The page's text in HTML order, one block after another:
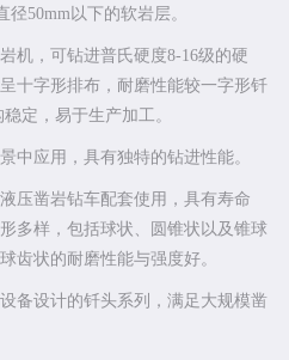
50mm以下的软岩层。
机，可钻进普氏硬度8-16级的硬
十字形排布，耐磨性能较一字形钎
定，易于生产加工。
中应用，具有独特的钻进性能。
压凿岩钻车配套使用，具有寿命
多样，包括球状、圆锥状以及锥球
齿状的耐磨性能与强度好。
备设计的钎头系列，满足大规模凿